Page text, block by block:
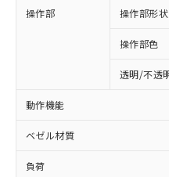
操作部 操作部形状
操作部色
透明/不透
動作機能
ベゼル材質
負荷